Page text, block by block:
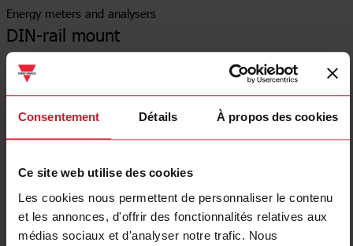
Consentement Détails À propos des cookies
Ce site web utilise des cookies
Les cookies nous permettent de personnaliser le contenu
et les annonces, d'offrir des fonctionnalités relatives aux
médias sociaux et d'analyser notre trafic. Nous
Energy meters and analysers
DIN-rail mount
EM24DINAV23XW1IPFA